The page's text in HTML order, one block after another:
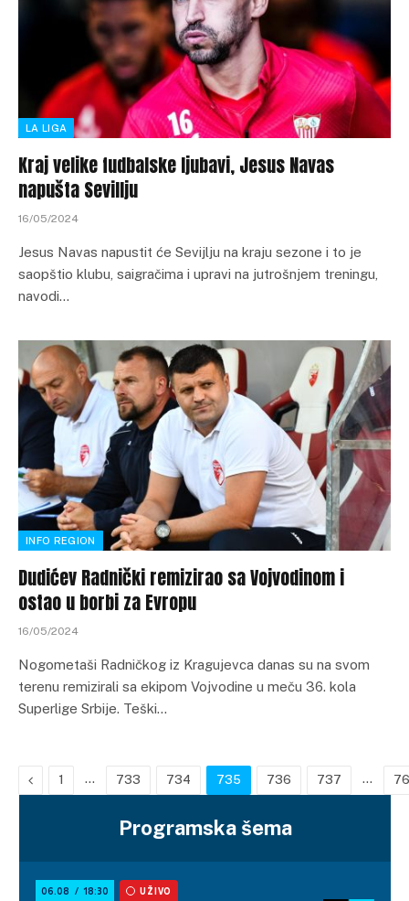
LA LIGA
Kraj velike fudbalske ljubavi, Jesus Navas
napušta Sevillju
16/05/2024
Jesus Navas napustit će Sevijlju na kraju sezone i to je
saopštio klubu, saigračima i upravi na jutrošnjem treningu,
navodi…
INFO REGION
Dudićev Radnički remizirao sa Vojvodinom i
ostao u borbi za Evropu
16/05/2024
Nogometaši Radničkog iz Kragujevca danas su na svom
terenu remizirali sa ekipom Vojvodine u meču 36. kola
Superlige Srbije. Teški…
Previous
1 … 733 734 735 736 737 …
Programska šema